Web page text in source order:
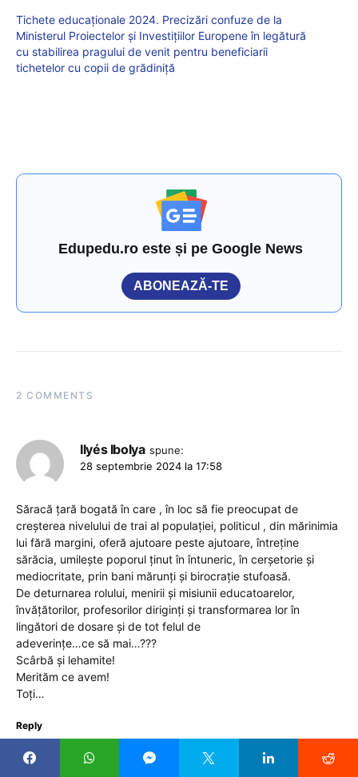
Tichete educaționale 2024. Precizări confuze de la
Ministerul Proiectelor și Investițiilor Europene în legătură
cu stabilirea pragului de venit pentru beneficiarii
tichetelor cu copii de grădiniță
Edupedu.ro este și pe Google News
ABONEAZĂ-TE
2 COMMENTS
Ilyés Ibolya spune:
28 septembrie 2024 la 17:58
Săracă țară bogată în care , în loc să fie preocupat de
creşterea nivelului de trai al populației, politicul , din mărinimia
lui fără margini, oferă ajutoare peste ajutoare, întreține
sărăcia, umileşte poporul ținut în întuneric, în cerşetorie şi
mediocritate, prin bani mărunți şi birocrație stufoasă.
De deturnarea rolului, menirii şi misiunii educatoarelor,
învățătorilor, profesorilor diriginți şi transformarea lor în
lingători de dosare şi de tot felul de
adeverințe…ce să mai…???
Scârbă şi lehamite!
Merităm ce avem!
Toți…
Reply